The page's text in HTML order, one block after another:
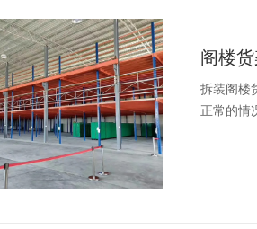
阁楼
拆装阁楼
正常的情